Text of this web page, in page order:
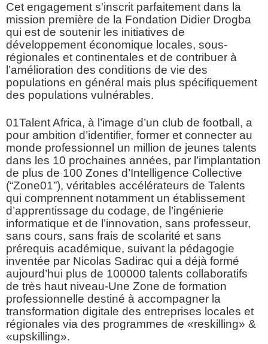
Cet engagement s'inscrit parfaitement dans la
mission première de la Fondation Didier Drogba
qui est de soutenir les initiatives de
développement économique locales, sous-
régionales et continentales et de contribuer à
l’amélioration des conditions de vie des
populations en général mais plus spécifiquement
des populations vulnérables.
01Talent Africa, à l’image d’un club de football, a
pour ambition d’identifier, former et connecter au
monde professionnel un million de jeunes talents
dans les 10 prochaines années, par l’implantation
de plus de 100 Zones d’Intelligence Collective
(“Zone01”), véritables accélérateurs de Talents
qui comprennent notamment un établissement
d’apprentissage du codage, de l’ingénierie
informatique et de l’innovation, sans professeur,
sans cours, sans frais de scolarité et sans
prérequis académique, suivant la pédagogie
inventée par Nicolas Sadirac qui a déjà formé
aujourd’hui plus de 100000 talents collaboratifs
de très haut niveau-Une Zone de formation
professionnelle destiné à accompagner la
transformation digitale des entreprises locales et
régionales via des programmes de «reskilling» &
«upskilling».